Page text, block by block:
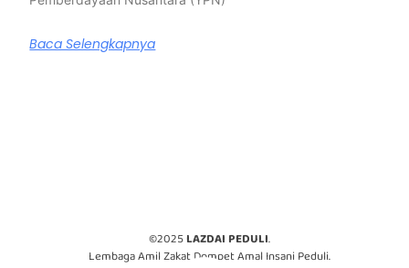
Baca Selengkapnya
©2025LAZDAI PEDULI.
Lembaga Amil Zakat Dompet Amal Insani Peduli.